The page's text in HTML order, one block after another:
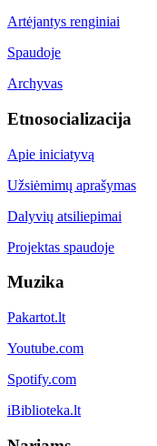
Artėjantys renginiai
Spaudoje
Archyvas
Etnosocializacija
Apie iniciatyvą
Užsiėmimų aprašymas
Dalyvių atsiliepimai
Projektas spaudoje
Muzika
Pakartot.lt
Youtube.com
Spotify.com
iBiblioteka.lt